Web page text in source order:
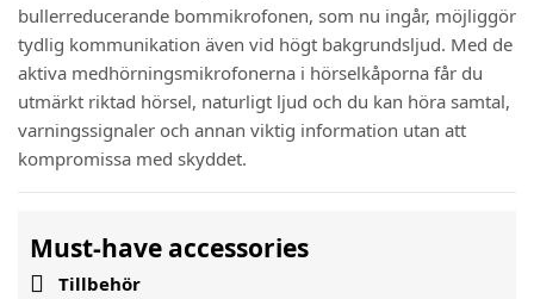
bullerreducerande bommikrofonen, som nu ingår, möjliggör
tydlig kommunikation även vid högt bakgrundsljud. Med de
aktiva medhörningsmikrofonerna i hörselkåporna får du
utmärkt riktad hörsel, naturligt ljud och du kan höra samtal,
varningssignaler och annan viktig information utan att
kompromissa med skyddet.
Must-have accessories

Tillbehör